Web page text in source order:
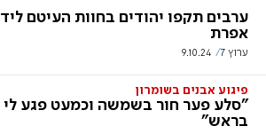
ערבים תקפו יהודים בחוות העיטם ליד
אפרת
ערוץ 7 9.10.24
פיגוע אבנים בשומרון
"סלע פער חור בשמשה וכמעט פגע לי
בראש"